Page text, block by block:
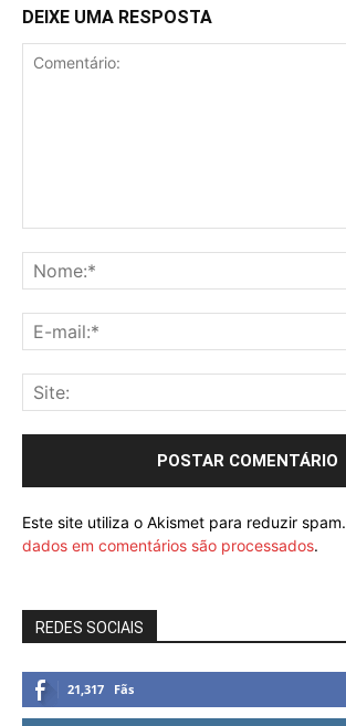
DEIXE UMA RESPOSTA
Este site utiliza o Akismet para reduzir spam.
dados em comentários são processados.
REDES SOCIAIS
21,317 Fãs